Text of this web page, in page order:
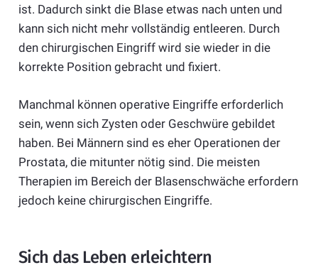
ist. Dadurch sinkt die Blase etwas nach unten und
kann sich nicht mehr vollständig entleeren. Durch
den chirurgischen Eingriff wird sie wieder in die
korrekte Position gebracht und fixiert.
Manchmal können operative Eingriffe erforderlich
sein, wenn sich Zysten oder Geschwüre gebildet
haben. Bei Männern sind es eher Operationen der
Prostata, die mitunter nötig sind. Die meisten
Therapien im Bereich der Blasenschwäche erfordern
jedoch keine chirurgischen Eingriffe.
Sich das Leben erleichtern